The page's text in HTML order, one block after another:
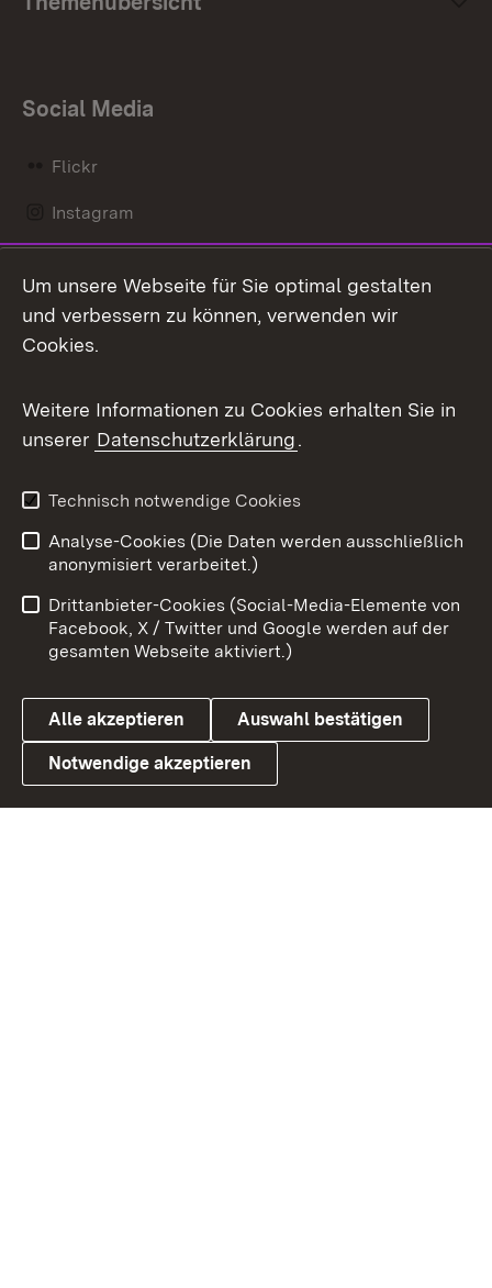
Social Media
Flickr
Instagram
Mastodon
Messenger
Social Wall
X / Twitter
Youtube
Link zum Landesportal
Benutzungshinweise
Barrierefreiheit
Datenschutz
Cookies
Um unsere Webseite für Sie optimal gestalten
und verbessern zu können, verwenden wir
Cookies.
Weitere Informationen zu Cookies erhalten Sie in
unserer Datenschutzerklärung.
Technisch notwendige Cookies
Analyse-Cookies (Die Daten werden ausschließlich
anonymisiert verarbeitet.)
Drittanbieter-Cookies (Social-Media-Elemente von
Facebook, X / Twitter und Google werden auf der
gesamten Webseite aktiviert.)
Alle akzeptieren Auswahl bestätigen
Notwendige akzeptieren